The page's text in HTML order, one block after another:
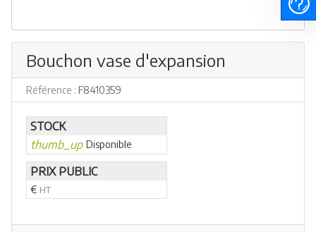
Bouchon vase d'expansion
Référence : F8410359
STOCK
thumb_up Disponible
PRIX PUBLIC
€ HT